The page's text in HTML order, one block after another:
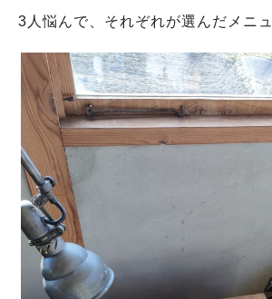
3人悩んで、それぞれが選んだメニ